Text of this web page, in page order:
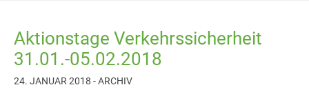
Aktionstage Verkehrssicherheit
31.01.-05.02.2018
24. JANUAR 2018 - ARCHIV